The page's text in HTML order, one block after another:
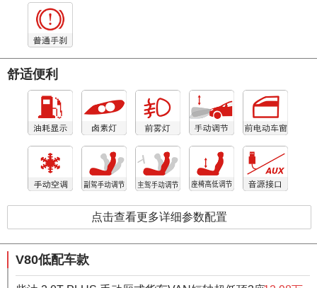
舒适便利
点击查看更多详细参数配置
V80低配车款